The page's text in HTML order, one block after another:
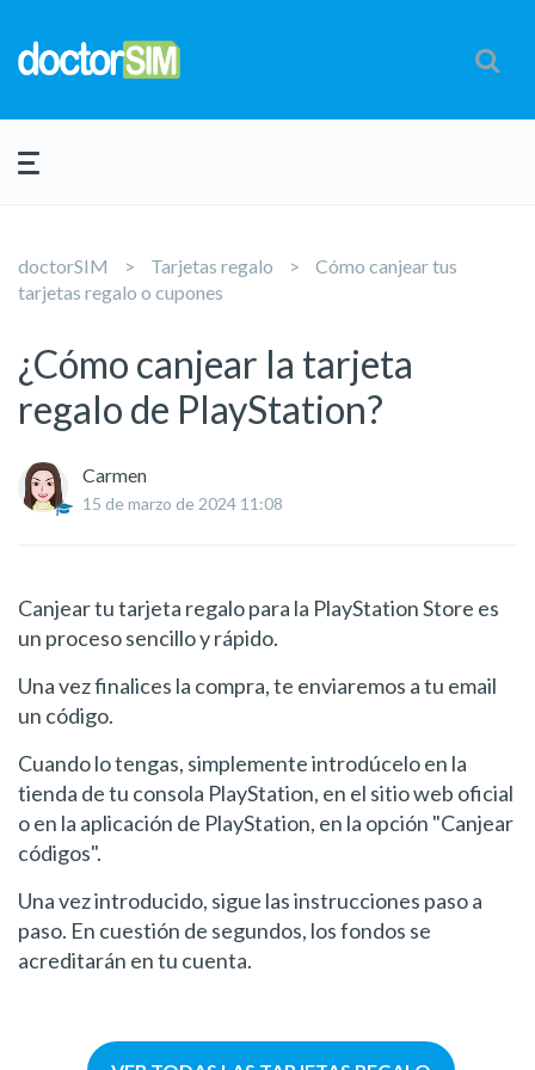
doctorSIM Tarjetas regalo
Cómo canjear tus
tarjetas regalo o cupones
¿Cómo canjear la tarjeta
regalo de PlayStation?
Carmen
15 de marzo de 2024 11:08
Canjear tu tarjeta regalo para la PlayStation Store es
un proceso sencillo y rápido.
Una vez finalices la compra, te enviaremos a tu email
un código.
Cuando lo tengas, simplemente introdúcelo en la
tienda de tu consola PlayStation, en el sitio web oficial
o en la aplicación de PlayStation, en la opción "Canjear
códigos".
Una vez introducido, sigue las instrucciones paso a
paso. En cuestión de segundos, los fondos se
acreditarán en tu cuenta.